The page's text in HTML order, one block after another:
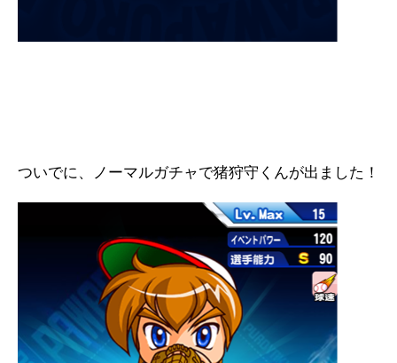
ついでに、ノーマルガチャで猪狩守くんが出ました！